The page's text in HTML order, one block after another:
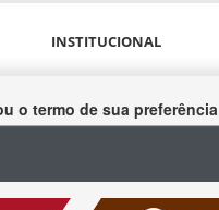
INSTITUCIONAL
o termo de sua preferência